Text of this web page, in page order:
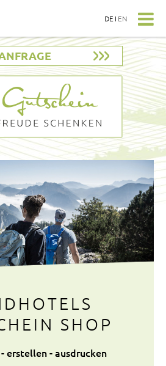
SHOP
erstellen - ausdrucken
DE I EN